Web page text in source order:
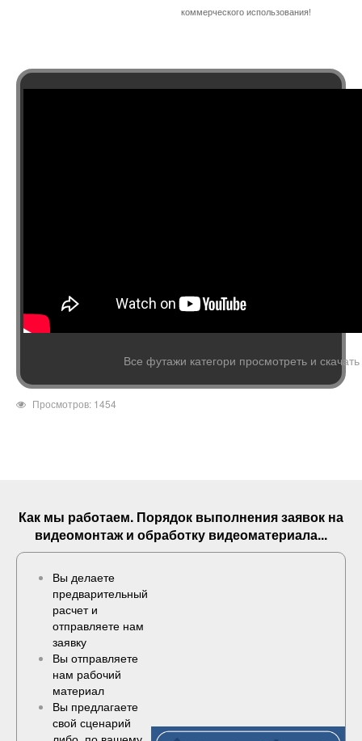
коммерческого использования!
Все футажи категори просмотреть и скачать
Просмотров: 1454
Как мы работаем. Порядок выполнениязаявок на
видеомонтаж и обработку видеоматериала...
Вы делаете
предварительный
расчет и
отправляете нам
заявку
Вы отправляете
нам рабочий
материал
Вы предлагаете
свой сценарий